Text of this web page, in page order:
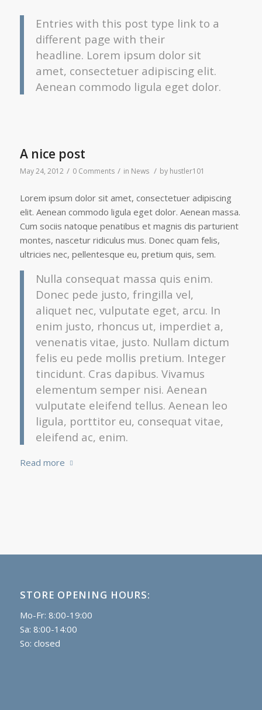
Entries with this post type link to a
different page with their
headline. Lorem ipsum dolor sit
amet, consectetuer adipiscing elit.
Aenean commodo ligula eget dolor.
A nice post
May 24, 2012 / 0 Comments / in News / by hustler101
Lorem ipsum dolor sit amet, consectetuer adipiscing
elit. Aenean commodo ligula eget dolor. Aenean massa.
Cum sociis natoque penatibus et magnis dis parturient
montes, nascetur ridiculus mus. Donec quam felis,
ultricies nec, pellentesque eu, pretium quis, sem.
Nulla consequat massa quis enim.
Donec pede justo, fringilla vel,
aliquet nec, vulputate eget, arcu. In
enim justo, rhoncus ut, imperdiet a,
venenatis vitae, justo. Nullam dictum
felis eu pede mollis pretium. Integer
tincidunt. Cras dapibus. Vivamus
elementum semper nisi. Aenean
vulputate eleifend tellus. Aenean leo
ligula, porttitor eu, consequat vitae,
eleifend ac, enim.
Read more
STORE OPENING HOURS:
Mo-Fr: 8:00-19:00
Sa: 8:00-14:00
So: closed